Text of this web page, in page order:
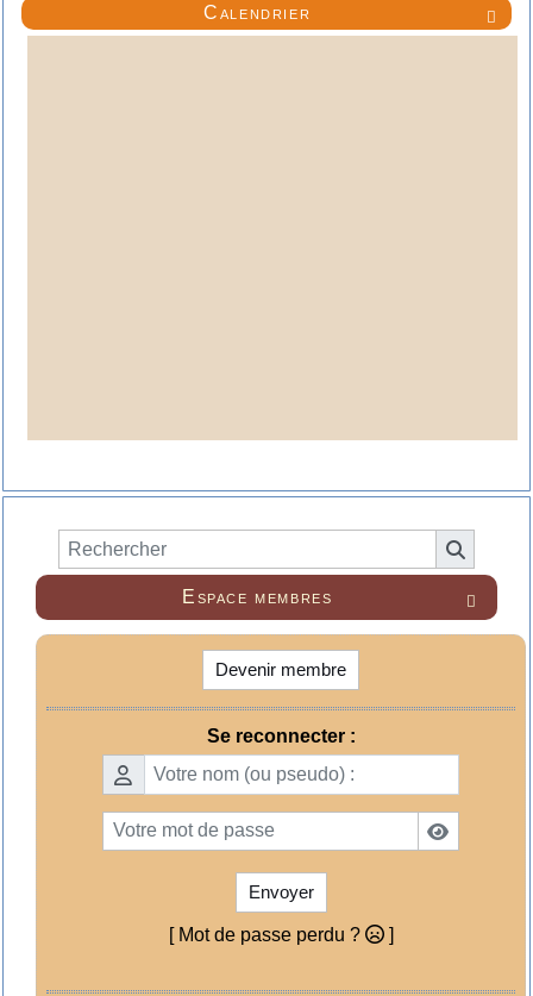

Calendrier

Espace membres
Devenir membre
Se reconnecter :
Envoyer
[ Mot de passe perdu ? ]